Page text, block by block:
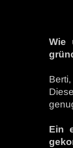
Wie
Ein